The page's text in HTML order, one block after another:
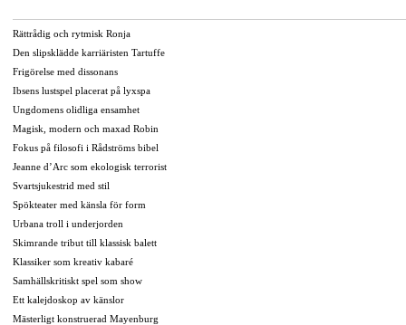
Rättrådig och rytmisk Ronja
Den slipsklädde karriäristen Tartuffe
Frigörelse med dissonans
Ibsens lustspel placerat på lyxspa
Ungdomens olidliga ensamhet
Magisk, modern och maxad Robin
Fokus på filosofi i Rådströms bibel
Jeanne d’Arc som ekologisk terrorist
Svartsjukestrid med stil
Spökteater med känsla för form
Urbana troll i underjorden
Skimrande tribut till klassisk balett
Klassiker som kreativ kabaré
Samhällskritiskt spel som show
Ett kalejdoskop av känslor
Mästerligt konstruerad Mayenburg